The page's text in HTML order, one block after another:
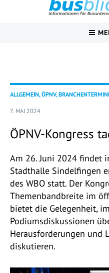
ALLGEMEIN, ÖPNV,
7. MAI 2024
ÖPNV-Kongress
Am 26. Juni 2024 findet
Stadthalle Sindelfingen
des WBO statt. Der
Themenbandbreite im
bietet die Gelegenheit,
Podiumsdiskussionen
Herausforderungen und
diskutieren.